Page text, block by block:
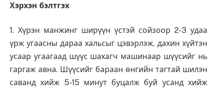
Хэрхэн бэлтгэх
1. Хүрэн манжинг ширүүн үстэй сойзоор 2-3 удаа
үрж угаасны дараа хальсыг цэвэрлэж, дахин хүйтэн
усаар угаагаад шүүс шахагч машинаар шүүсийг нь
гаргаж авна. Шүүсийг бараан өнгийн тагтай шилэн
саванд хийж 5-15 минут буцалж буй усанд хийж